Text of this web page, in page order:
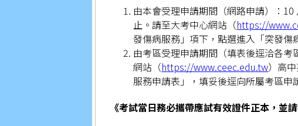
由本會受理申請期間（網路申請）：
止。請至大考中心網站（https://
發傷病服務」項下，點選進入「突發傷
由考區受理申請期間（填表後逕洽各
網站（https://www.ceec.edu.tw）高
服務申請表」，填妥後逕向所屬考區申
《考試當日務必攜帶應試有效證件正本，並請